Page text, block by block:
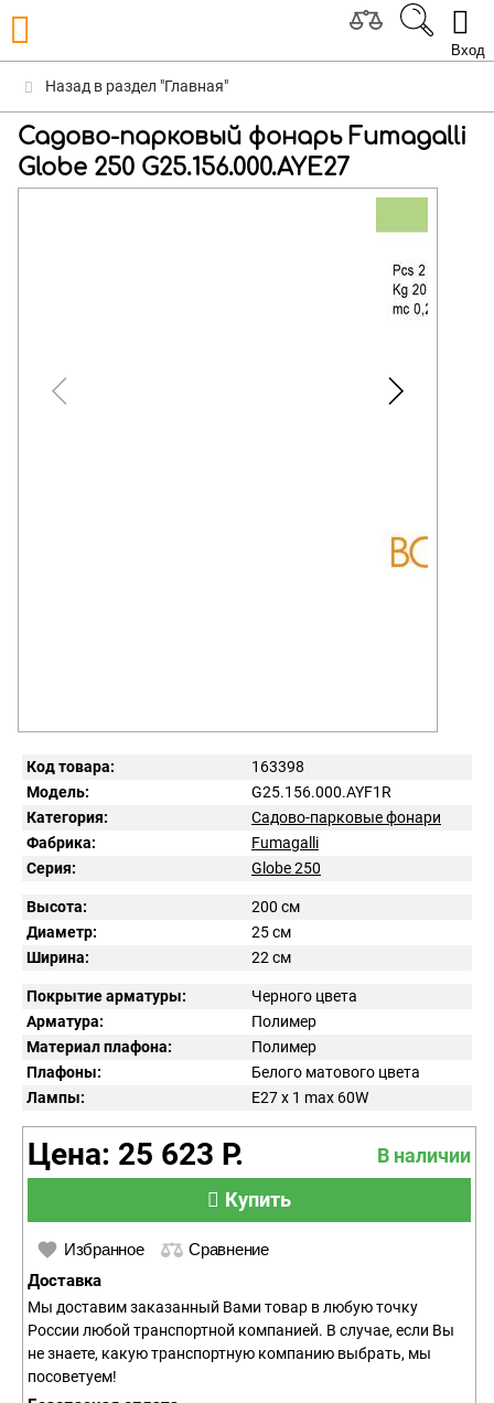
Вход
Назад в раздел "Главная"
Садово-парковый фонарь Fumagalli
Globe 250 G25.156.000.AYE27
Код товара:
163398
Модель:
G25.156.000.AYF1R
Категория:
Садово-парковые фонари
Фабрика:
Fumagalli
Серия:
Globe 250
Высота:
200 см
Диаметр:
25 см
Ширина:
22 см
Покрытие арматуры:
Черного цвета
Арматура:
Полимер
Материал плафона:
Полимер
Плафоны:
Белого матового цвета
Лампы:
E27 x 1 max 60W
Цена: 25 623 Р.
В наличии
Купить
Избранное Сравнение
Доставка
Мы доставим заказанный Вами товар в любую точку
России любой транспортной компанией. В случае, если Вы
не знаете, какую транспортную компанию выбрать, мы
посоветуем!